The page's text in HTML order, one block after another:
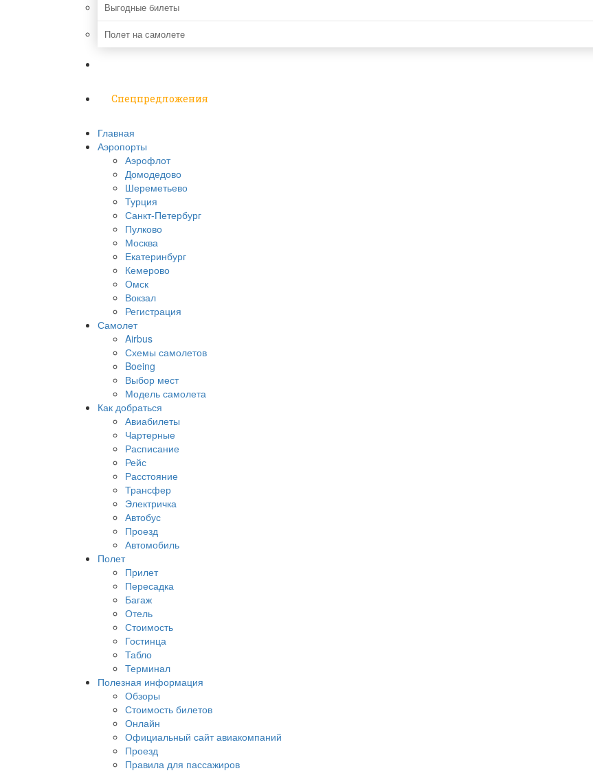
Выгодные билеты
Полет на самолете
Спецпредложения
Главная
Аэропорты
Аэрофлот
Домодедово
Шереметьево
Турция
Санкт-Петербург
Пулково
Москва
Екатеринбург
Кемерово
Омск
Вокзал
Регистрация
Самолет
Airbus
Схемы самолетов
Boeing
Выбор мест
Модель самолета
Как добраться
Авиабилеты
Чартерные
Расписание
Рейс
Расстояние
Трансфер
Электричка
Автобус
Проезд
Автомобиль
Полет
Прилет
Пересадка
Багаж
Отель
Стоимость
Гостинца
Табло
Терминал
Полезная информация
Обзоры
Стоимость билетов
Онлайн
Официальный сайт авиакомпаний
Проезд
Правила для пассажиров